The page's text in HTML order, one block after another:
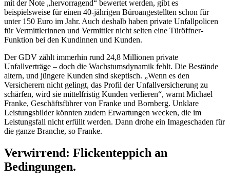
mit der Note „hervorragend“ bewertet werden, gibt es
beispielsweise für einen 40-jährigen Büroangestellten schon für
unter 150 Euro im Jahr. Auch deshalb haben private Unfallpolicen
für Vermittlerinnen und Vermittler nicht selten eine Türöffner-
Funktion bei den Kundinnen und Kunden.
Der GDV zählt immerhin rund 24,8 Millionen private
Unfallverträge – doch die Wachstumsdynamik fehlt. Die Bestände
altern, und jüngere Kunden sind skeptisch. „Wenn es den
Versicherern nicht gelingt, das Profil der Unfallversicherung zu
schärfen, wird sie mittelfristig Kunden verlieren“, warnt Michael
Franke, Geschäftsführer von Franke und Bornberg. Unklare
Leistungsbilder könnten zudem Erwartungen wecken, die im
Leistungsfall nicht erfüllt werden. Dann drohe ein Imageschaden für
die ganze Branche, so Franke.
Verwirrend: Flickenteppich an
Bedingungen.